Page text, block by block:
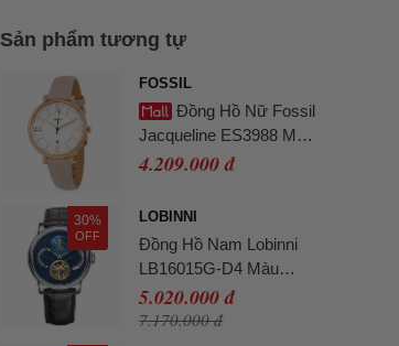
Sản phẩm tương tự
FOSSIL
Đồng Hồ Nữ Fossil
Jacqueline ES3988 Màu
Hồng Trắng
4.209.000 đ
30%
OFF
LOBINNI
Đồng Hồ Nam Lobinni
LB16015G-D4 Màu
Xanh Đen
5.020.000 đ
7.170.000 đ